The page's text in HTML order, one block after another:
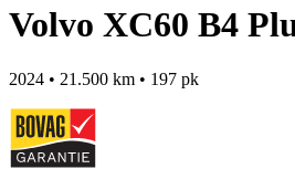
Volvo XC60 B4
2024 • 21.500 km • 197 pk